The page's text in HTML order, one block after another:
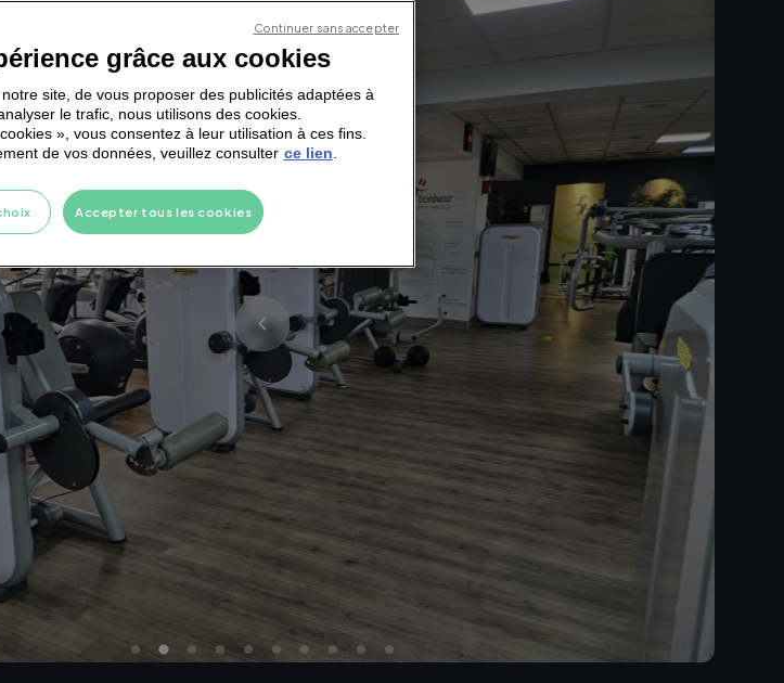
grâce aux cookies
site, de vous proposer des publicités adaptées à
le trafic, nous utilisons des cookies.
», vous consentez à leur utilisation à ces fins.
de vos données, veuillez consulter ce lien
Accepter tous les cookies
Continuer sans accepter